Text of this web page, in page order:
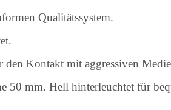
Qualitätssystem.
Kontakt mit aggressiven
50 mm. Hell hinterleuchtet für